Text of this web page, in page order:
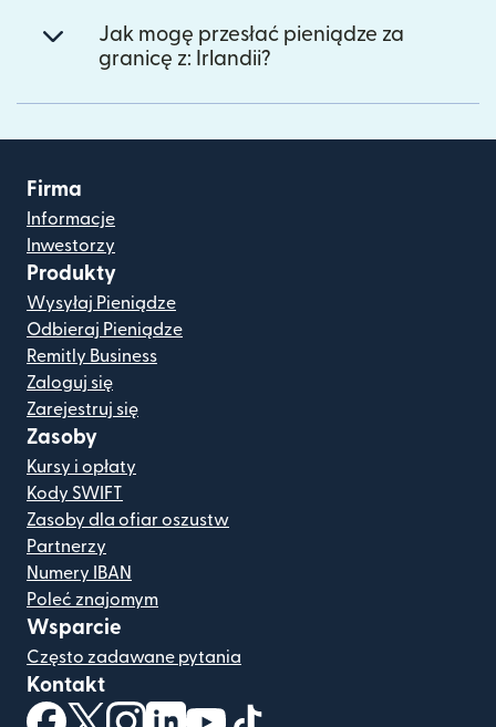
Jak mogę przesłać pieniądze za
granicę z: Irlandii?
Firma
Informacje
Inwestorzy
Produkty
Wysyłaj Pieniądze
Odbieraj Pieniądze
Remitly Business
Zaloguj się
Zarejestruj się
Zasoby
Kursy i opłaty
Kody SWIFT
Zasoby dla ofiar oszustw
Partnerzy
Numery IBAN
Poleć znajomym
Wsparcie
Często zadawane pytania
Kontakt
(otwiera się w nowym oknie)
(otwiera się w nowym oknie)
(otwiera się w nowym oknie)
(otwiera się w nowym oknie)
(otwiera się w nowym oknie)